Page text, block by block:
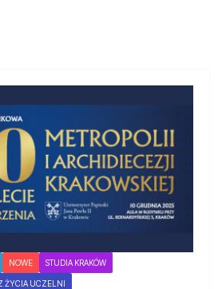
NOWE STUDIA KRAKÓW
ŻYCIA UCZELNI